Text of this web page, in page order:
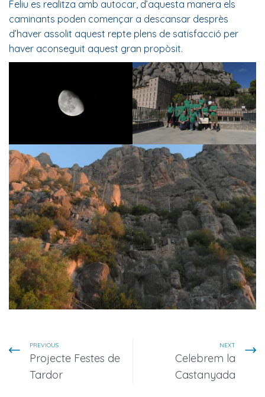
Feliu es realitza amb autocar, d’aquesta manera els
caminants poden començar a descansar desprès
d’haver assolit aquest repte plens de satisfacció per
haver aconseguit aquest gran propòsit.
PREVIOUS
Projecte Festes de
Tardor
NEXT
Celebrem la
Castanyada